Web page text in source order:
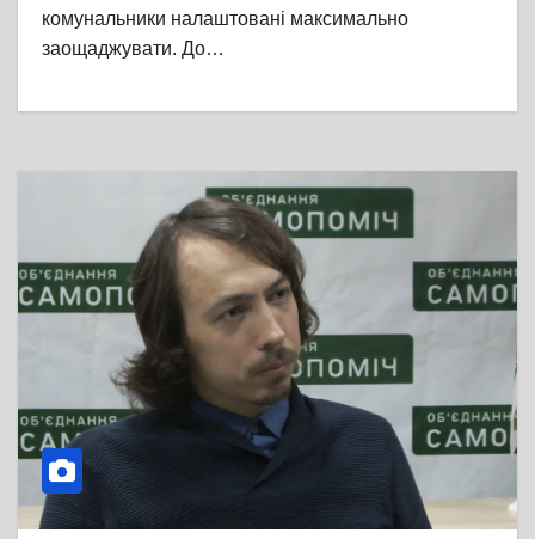
комунальники налаштовані максимально
заощаджувати. До…